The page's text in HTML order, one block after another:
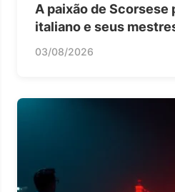
A paixão de Scorsese
italiano e seus
03/08/2026